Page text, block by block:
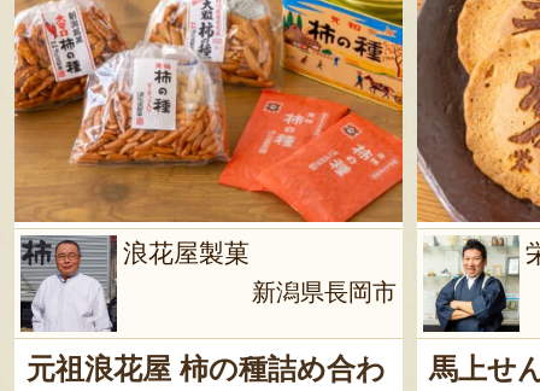
浪花屋製菓
新潟県長岡市
元祖浪花屋 柿の種詰め合わ
馬上せ